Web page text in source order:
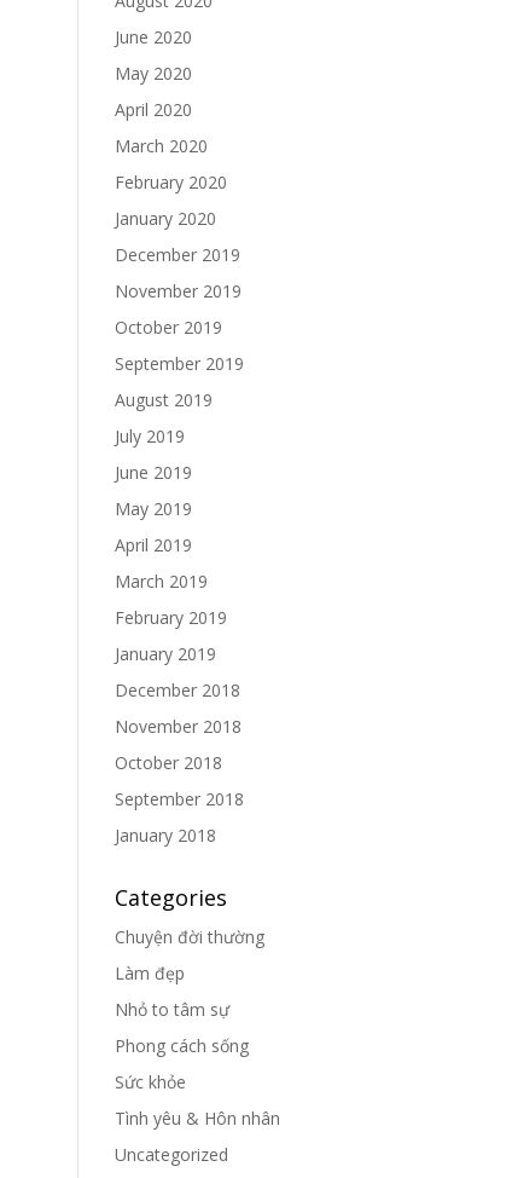
June 2020
May 2020
April 2020
March 2020
February 2020
January 2020
December 2019
November 2019
October 2019
September 2019
August 2019
July 2019
June 2019
May 2019
April 2019
March 2019
February 2019
January 2019
December 2018
November 2018
October 2018
September 2018
January 2018
Categories
Chuyện đời thường
Làm đẹp
Nhỏ to tâm sự
Phong cách sống
Sức khỏe
Tình yêu & Hôn nhân
Uncategorized